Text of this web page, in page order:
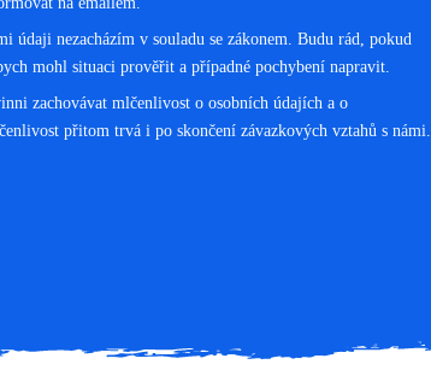
údaji nezacházím v souladu se zákonem. Budu rád, pokud
mohl situaci prověřit a případné pochybení napravit.
zachovávat mlčenlivost o osobních údajích a o
přitom trvá i po skončení závazkových vztahů s námi.